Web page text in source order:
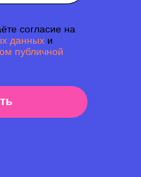
согласие на
данных и
публичной